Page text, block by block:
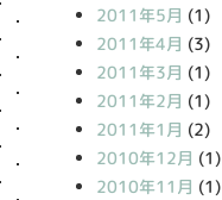
2011年5月 (1)
2011年4月 (3)
2011年3月 (1)
2011年2月 (1)
2011年1月 (2)
2010年12月 (1)
2010年11月 (1)